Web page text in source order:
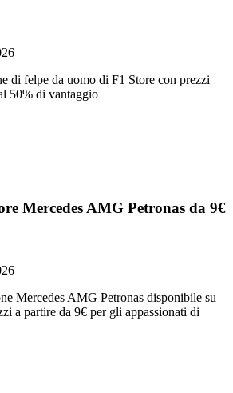
di felpe da uomo di F1 Store con prezzi
50% di vantaggio
Mercedes AMG Petronas da 9€
Mercedes AMG Petronas disponibile su
a partire da 9€ per gli appassionati di